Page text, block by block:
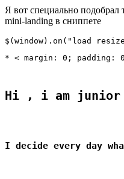
Я вот специально
mini-landing в сниппете
$(window).on("load
* < margin: 0; padding:
Hi , i am junior
I decide every day